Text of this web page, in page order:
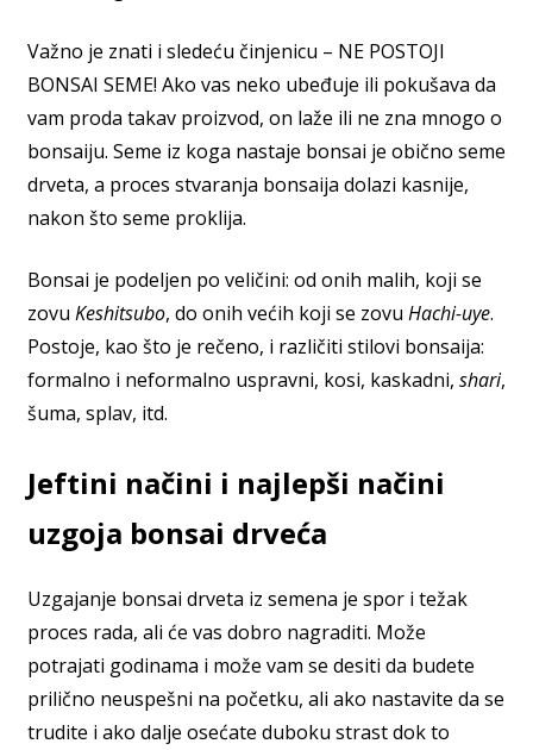
Važno je znati i sledeću činjenicu – NE POSTOJI
BONSAI SEME! Ako vas neko ubeđuje ili pokušava da
vam proda takav proizvod, on laže ili ne zna mnogo o
bonsaiju. Seme iz koga nastaje bonsai je obično seme
drveta, a proces stvaranja bonsaija dolazi kasnije,
nakon što seme proklija.
Bonsai je podeljen po veličini: od onih malih, koji se
zovu Keshitsubo, do onih većih koji se zovu Hachi-uye.
Postoje, kao što je rečeno, i različiti stilovi bonsaija:
formalno i neformalno uspravni, kosi, kaskadni, shari,
šuma, splav, itd.
Jeftini načini i najlepši načini
uzgoja bonsai drveća
Uzgajanje bonsai drveta iz semena je spor i težak
proces rada, ali će vas dobro nagraditi. Može
potrajati godinama i može vam se desiti da budete
prilično neuspešni na početku, ali ako nastavite da se
trudite i ako dalje osećate duboku strast dok to